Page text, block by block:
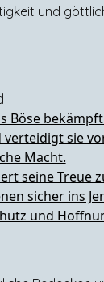
und
Böse
sie
Macht.
seine Treue
sicher ins
und